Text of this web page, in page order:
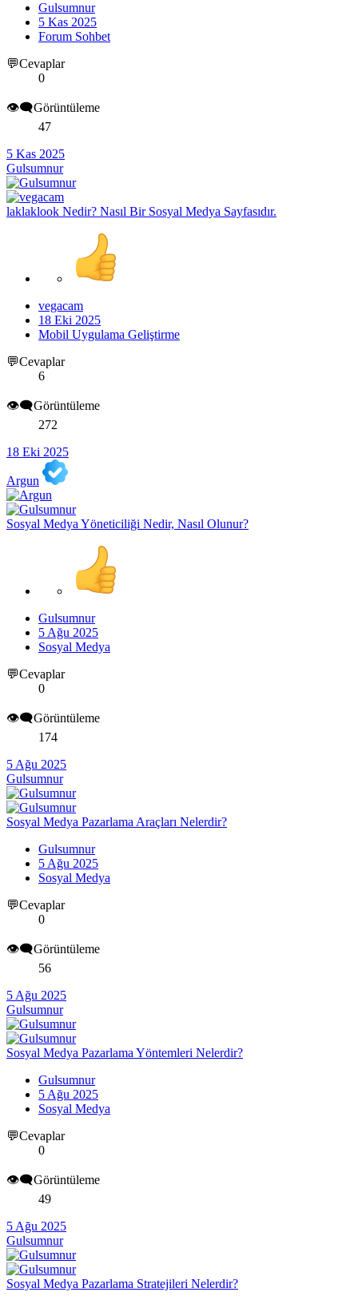
Gulsumnur
5 Kas 2025
Forum Sohbet
💬Cevaplar
0
👁️‍🗨️Görüntüleme
47
5 Kas 2025
Gulsumnur
laklaklook Nedir? Nasıl Bir Sosyal Medya Sayfasıdır.
vegacam
18 Eki 2025
Mobil Uygulama Geliştirme
💬Cevaplar
6
👁️‍🗨️Görüntüleme
272
18 Eki 2025
Argun
Sosyal Medya Yöneticiliği Nedir, Nasıl Olunur?
Gulsumnur
5 Ağu 2025
Sosyal Medya
💬Cevaplar
0
👁️‍🗨️Görüntüleme
174
5 Ağu 2025
Gulsumnur
Sosyal Medya Pazarlama Araçları Nelerdir?
Gulsumnur
5 Ağu 2025
Sosyal Medya
💬Cevaplar
0
👁️‍🗨️Görüntüleme
56
5 Ağu 2025
Gulsumnur
Sosyal Medya Pazarlama Yöntemleri Nelerdir?
Gulsumnur
5 Ağu 2025
Sosyal Medya
💬Cevaplar
0
👁️‍🗨️Görüntüleme
49
5 Ağu 2025
Gulsumnur
Sosyal Medya Pazarlama Stratejileri Nelerdir?